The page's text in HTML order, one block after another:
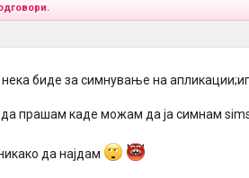
биде за симнување на
прашам каде можам да ја симнам
да најдам